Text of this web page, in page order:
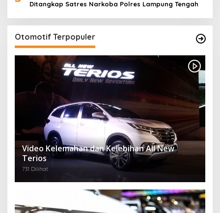
Ditangkap Satres Narkoba Polres Lampung Tengah
Otomotif Terpopuler
Video Kelemahan dan Kelebihan All New
Terios
731 Dilihat